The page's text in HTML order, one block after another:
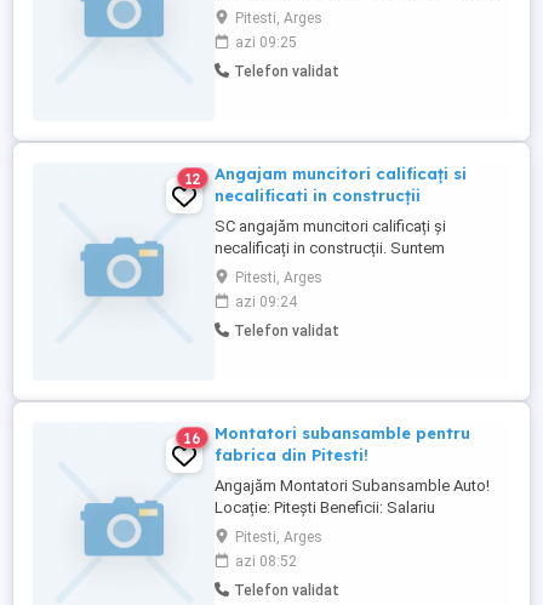
net: 4.500 lei lună * Beneficii: Tichete de
masă * Tip contract: Perioadă
nedeterminată (carte de muncă) *
Program de lucru: 8 ore zi, de luni până
...
Pitesti, Arges
azi 09:25
Telefon validat
12
Angajam muncitori calificați si
necalificati in construcții
SC angajăm muncitori calificați și
necalificați in construcții. Suntem
interesați și de echipe cu care sa
colaboram in diferite proiecte. Mai multe
detalii la telefon.
Pitesti, Arges
azi 09:24
Telefon validat
16
Montatori subansamble pentru
fabrica din Pitesti!
Angajăm Montatori Subansamble Auto!
Locație: Pitești Beneficii: Salariu
negociabil (în funcție de secție) 2500 lei
Net 40 lei zi tichet de masă Bonus de
prezență Bonus de productivitate: 6-8%
din salariul brut Prime de sărbători,
Pitesti, Arges
azi 08:52
Telefon validat